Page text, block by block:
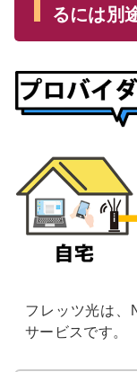
るには別
フレッツ光は、
サービスです。